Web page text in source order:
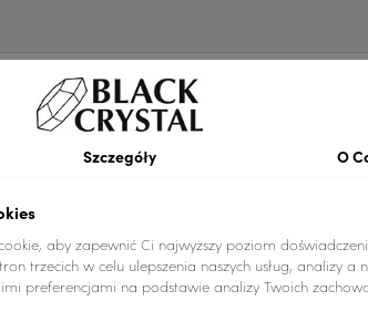
cyrkoniami.
tanecznych – idealna dla tancerek,
do cyrkonii w rozmiarze ss20 –
i daje spektakularny efekt.
Szczegóły O
aby zapewnić Ci najwyższy poziom
trzecich w celu ulepszenia naszych usług, analizy a
preferencjami na podstawie analizy Twoich